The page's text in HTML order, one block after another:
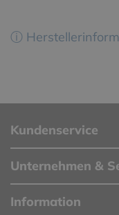
ⓘ
Kundenservice
Unternehmen &
Information